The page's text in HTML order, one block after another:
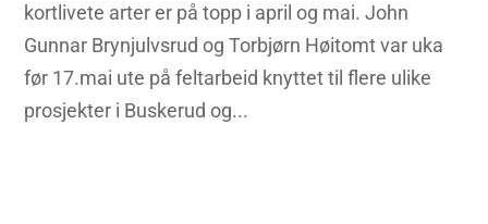
kortlivete arter er på topp i april og mai. John
Gunnar Brynjulvsrud og Torbjørn Høitomt var uka
før 17.mai ute på feltarbeid knyttet til flere ulike
prosjekter i Buskerud og...